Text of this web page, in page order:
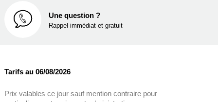
Une question ?
Rappel immédiat et gratuit
Tarifs au 06/08/2026
Prix valables ce jour sauf mention contraire pour